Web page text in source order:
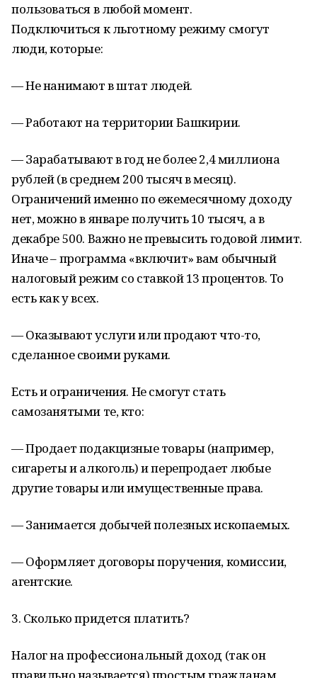
пользоваться в любой момент.
Подключиться к льготному режиму смогут
люди, которые:
— Не нанимают в штат людей.
— Работают на территории Башкирии.
— Зарабатывают в год не более 2,4 миллиона
рублей (в среднем 200 тысяч в месяц).
Ограничений именно по ежемесячному доходу
нет, можно в январе получить 10 тысяч, а в
декабре 500. Важно не превысить годовой лимит.
Иначе – программа «включит» вам обычный
налоговый режим со ставкой 13 процентов. То
есть как у всех.
— Оказывают услуги или продают что-то,
сделанное своими руками.
Есть и ограничения. Не смогут стать
самозанятыми те, кто:
— Продает подакцизные товары (например,
сигареты и алкоголь) и перепродает любые
другие товары или имущественные права.
— Занимается добычей полезных ископаемых.
— Оформляет договоры поручения, комиссии,
агентские.
3. Сколько придется платить?
Налог на профессиональный доход (так он